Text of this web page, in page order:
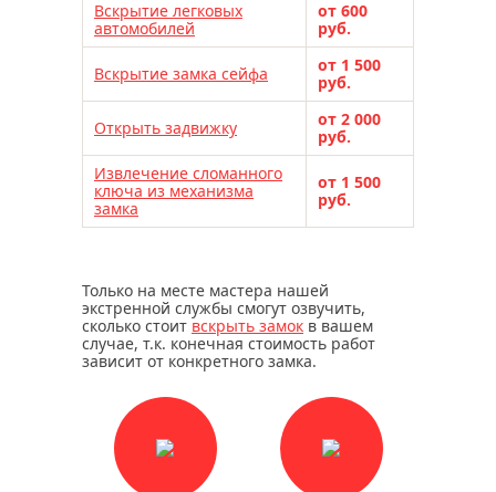
Вскрытие легковых
автомобилей
от 600
руб.
Вскрытие замка сейфа
от 1 500
руб.
Открыть задвижку
от 2 000
руб.
Извлечение сломанного
ключа из механизма
замка
от 1 500
руб.
Только на месте мастера нашей
экстренной службы смогут озвучить,
сколько стоит вскрыть замок в вашем
случае, т.к. конечная стоимость работ
зависит от конкретного замка.